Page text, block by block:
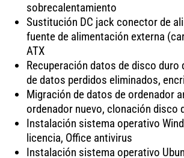
sobrecalentamiento
Sustitución DC jack conector de
fuente de alimentación externa
ATX
Recuperación datos de disco duro
de datos perdidos eliminados,
Migración de datos de ordenador
ordenador nuevo, clonación disco
Instalación sistema operativo
licencia, Office antivirus
Instalación sistema operativo